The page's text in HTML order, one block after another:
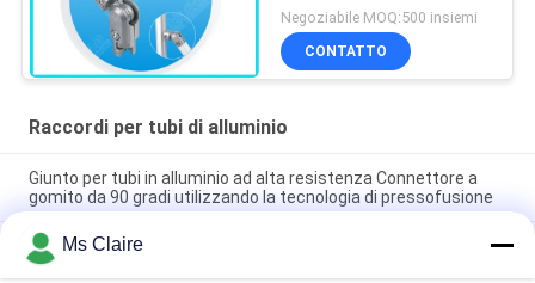
360 raccordi per tubi di
grado
Negoziabile MOQ:500 insiemi
CONTATTO
Raccordi per tubi di alluminio
Giunto per tubi in alluminio ad alta resistenza Connettore a
gomito da 90 gradi utilizzando la tecnologia di pressofusione
Giunto per tubi in alluminio argento anodizzato pressofuso
certificato ISO9001 per sistemi di tubi magri e stazioni di
Ms Claire